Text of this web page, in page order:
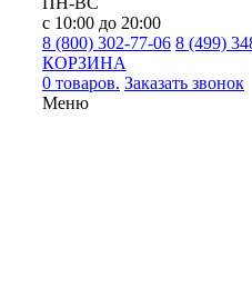
с 10:00 до 20:00
8 (800) 302-77-06 8 (499)
КОРЗИНА
0 товаров. Заказать звонок
Меню